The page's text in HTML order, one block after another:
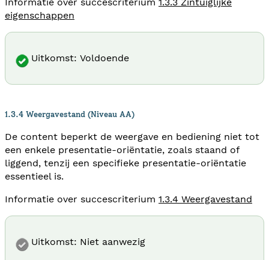
eigenschappen
Uitkomst: Voldoende
1.3.4 Weergavestand (Niveau AA)
De content beperkt de weergave en bediening niet tot
een enkele presentatie-oriëntatie, zoals staand of
liggend, tenzij een specifieke presentatie-oriëntatie
essentieel is.
Informatie over succescriterium 1.3.4 Weergavestand
Uitkomst: Niet aanwezig